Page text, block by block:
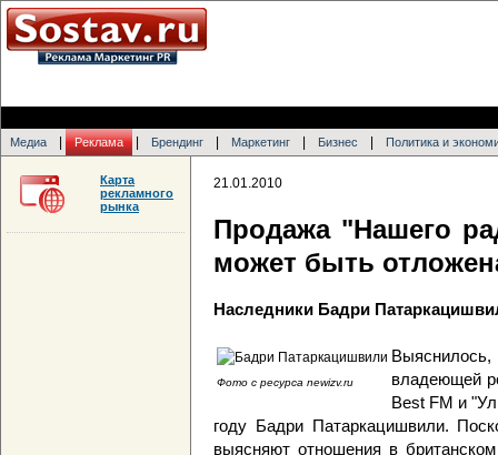
Медиа Реклама Брендинг Маркетинг Бизнес Политика и
21.01.2010
Продажа "Нашего
может быть
Наследники Бадри
Фото с ресурса newizv.ru
Выяснилось,
владеющей
Best FM и
году Бадри Патаркацишвили.
выясняют отношения в
Карта
рекламного
рынка